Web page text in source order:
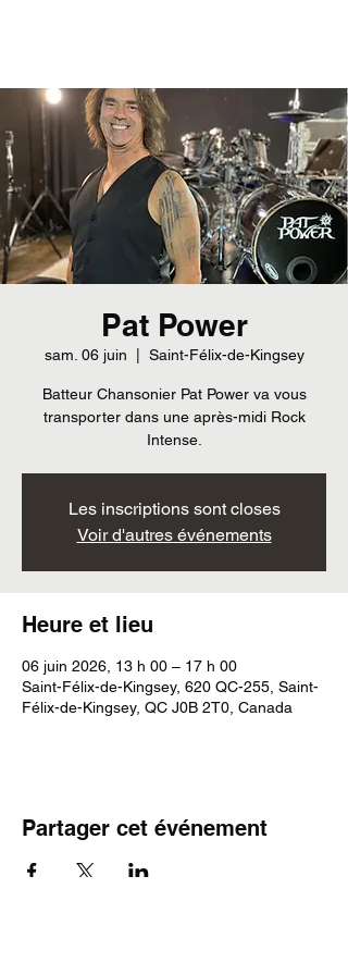
Pat Power
sam. 06 juin Saint-Félix-de-Kingsey
Batteur Chansonier Pat Power va vous
transporter dans une après-midi Rock
Intense.
Les inscriptions sont closes
Voir d'autres événements
Heure et lieu
06 juin 2026, 13 h 00 – 17 h 00
Saint-Félix-de-Kingsey, 620 QC-255, Saint-
Félix-de-Kingsey, QC J0B 2T0, Canada
Partager cet événement